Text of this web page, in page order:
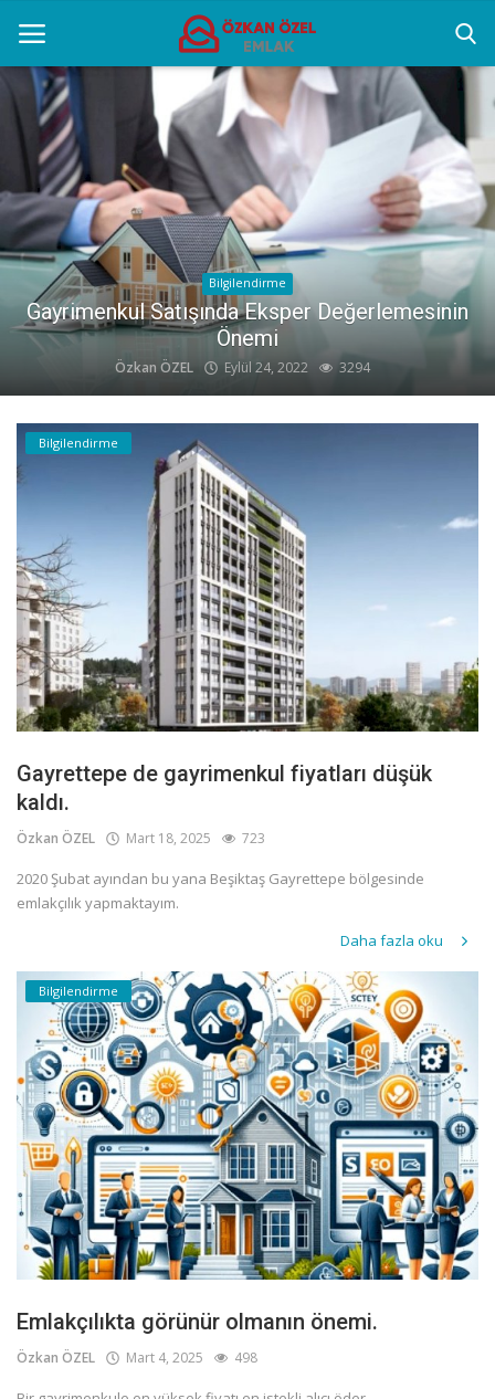
Anasayfa
Popüler Yerler
Gayrettepe Projeler
Genel
Galeri
İletişim
Bilgilendirme
Bölge Uzmanlığının Önemi
Özkan ÖZEL Eylül 24, 2022 2608
Bilgilendirme
Gayrettepe de gayrimenkul fiyatları düşük
kaldı.
Özkan ÖZEL Mart 18, 2025 723
2020 Şubat ayından bu yana Beşiktaş Gayrettepe bölgesinde
emlakçılık yapmaktayım.
Daha fazla oku
Bilgilendirme
Emlakçılıkta görünür olmanın önemi.
Özkan ÖZEL Mart 4, 2025 498